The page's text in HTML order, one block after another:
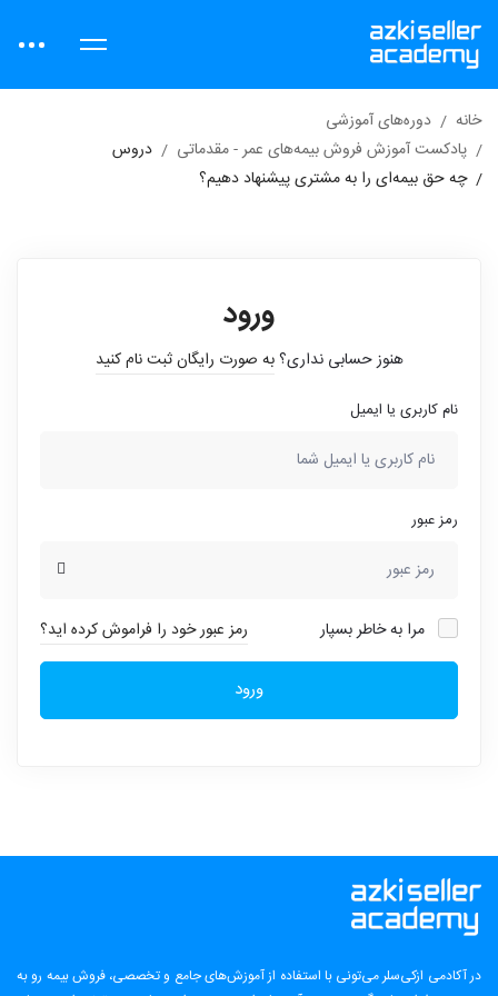
خانه
دوره‌های آموزشی
پادکست آموزش فروش بیمه‌های عمر - مقدماتی
دروس
چه حق بیمه‌ای را به مشتری پیشنهاد دهیم؟
ورود
هنوز حسابی نداری؟به صورت رایگان ثبت نام کنید
نام کاربری یا ایمیل
رمز عبور
مرا به خاطر بسپار رمز عبور خود را فراموش کرده اید؟
ورود
در آکادمی ازکی‌سلر می‌تونی با استفاده از آموزش‌های جامع و تخصصی، فروش بیمه رو به